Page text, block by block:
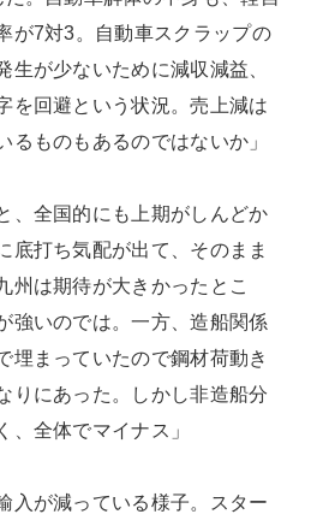
が7対3。自動車スクラップの
生が少ないために減収減益、
を回避という状況。売上減は
るものもあるのではないか」
、全国的にも上期がしんどか
底打ち気配が出て、そのまま
州は期待が大きかったとこ
強いのでは。一方、造船関係
埋まっていたので鋼材荷動き
りにあった。しかし非造船分
、全体でマイナス」
入が減っている様子。スター